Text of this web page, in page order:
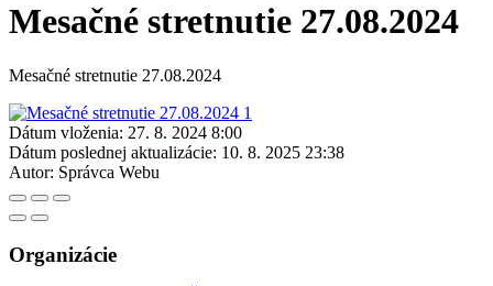
Mesačné stretnutie 27.08.2024
Mesačné stretnutie 27.08.2024
Dátum vloženia: 27. 8. 2024 8:00
Dátum poslednej aktualizácie: 10. 8. 2025 23:38
Autor: Správca Webu
Organizácie